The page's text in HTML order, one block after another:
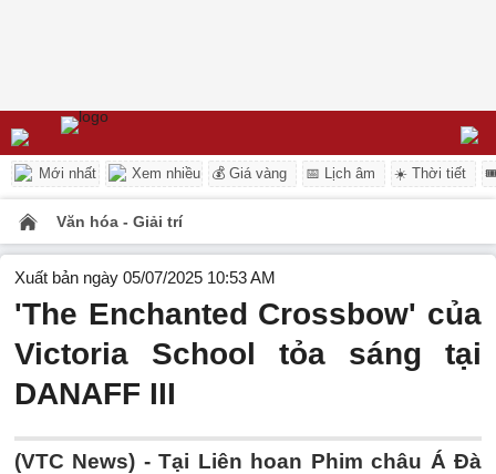
Mới nhất Xem nhiều 💰 Giá vàng 📅 Lịch âm ☀️ Thời tiết
Văn hóa - Giải trí
Xuất bản ngày 05/07/2025 10:53 AM
'The Enchanted Crossbow' của
Victoria School tỏa sáng tại
DANAFF III
(VTC News) -Tại Liên hoan Phim châu Á Đà